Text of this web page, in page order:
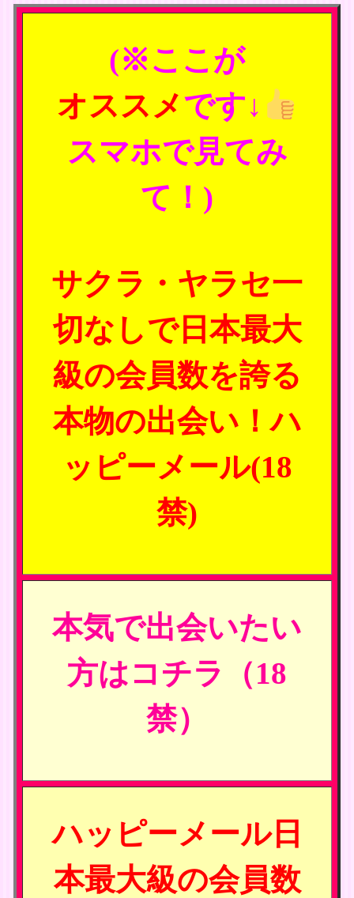
(※ここが
オススメです↓
スマホで見てみ
て！)
サクラ・ヤラセ一
切なしで日本最大
級の会員数を誇る
本物の出会い！ハ
ッピーメール(18
禁)
本気で出会いたい
方はコチラ（18
禁）
ハッピーメール日
本最大級の会員数